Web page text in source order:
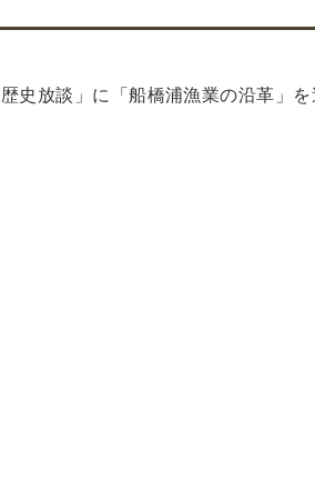
史放談」に「船橋浦漁業の沿革」を